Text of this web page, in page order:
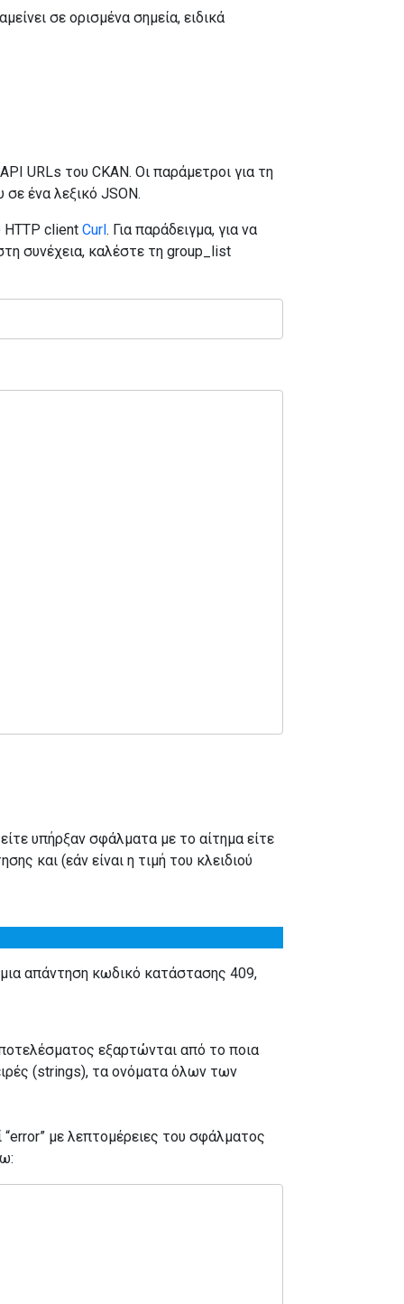
σε ορισμένα σημεία, ειδικά
URLs του CKAN. Οι παράμετροι για τη
ένα λεξικό JSON.
HTTP client Curl. Για παράδειγμα, για να
συνέχεια, καλέστε τη group_list
υπήρξαν σφάλματα με το αίτημα είτε
και (εάν είναι η τιμή του κλειδιού
απάντηση κωδικό κατάστασης 409,
εξαρτώνται από το ποια
(strings), τα ονόματα όλων των
με λεπτομέρειες του σφάλματος